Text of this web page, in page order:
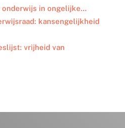
onderwijs in ongelijke…
kansengelijkheid
vrijheid van